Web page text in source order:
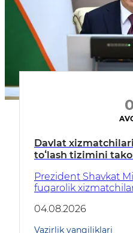
Davlat
toʻlash tizimini
Prezident Shavkat
fuqarolik
muvofiqlashtirish
04.08.2026
Vazirlik yangiliklari